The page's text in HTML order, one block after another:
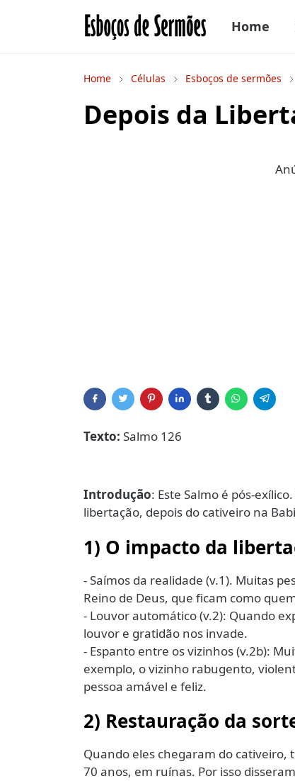
Home
Home Células Esboços de sermões
Depois da
Texto: Salmo 126
Introdução: Este Salmo é pós-
libertação, depois do cativeiro na
1) O impacto da
- Saímos da realidade (v.1). Muitas
Reino de Deus, que ficam como
- Louvor automático (v.2): Quando
louvor e gratidão nos invade.
- Espanto entre os vizinhos (v.2b):
exemplo, o vizinho rabugento,
pessoa amável e feliz.
2) Restauração da
Quando eles chegaram do
70 anos, em ruínas. Por isso